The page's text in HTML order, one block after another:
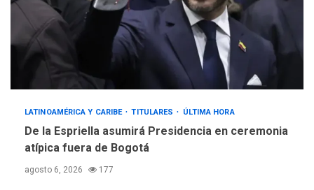
LATINOAMÉRICA Y CARIBE TITULARES ÚLTIMA HORA
De la Espriella asumirá Presidencia en ceremonia
atípica fuera de Bogotá
agosto 6, 2026 177